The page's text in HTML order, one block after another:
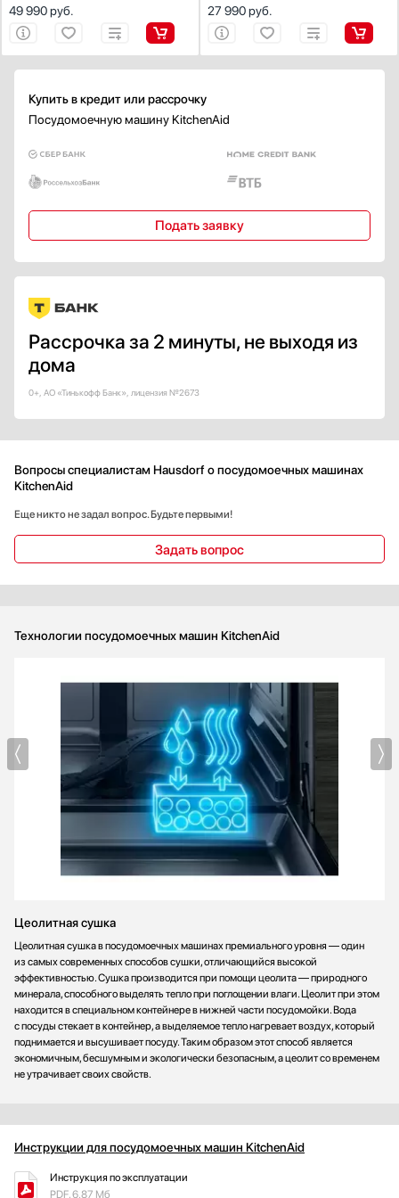
Защита от детей
Электронная
Безопасно для детей (KidSafe)
Система защиты стекла
Крепление фасада
Скользящее
Половинная загрузка
Есть
Класс энергопотребления
A
A+
A++
А+++
B
Показать все
Класс сушки
B
Автоматическое открывание двери в конце цикла
Белый
Под фасад
Синий
Черный
Германия
49 990руб. 27 990руб.
Купить в кредит или рассрочку
Посудомоечную машину KitchenAid
Подать заявку
Рассрочка за 2 минуты, не выходя из
дома
0+, АО «Тинькофф Банк», лицензия №2673
Вопросы специалистам Hausdorf о посудомоечных машинах
KitchenAid
Еще никто не задал вопрос. Будьте первыми!
Задать вопрос
Технологии посудомоечных машин KitchenAid
Цеолитная сушка
Цеолитная сушка в посудомоечных машинах премиального уровня — один
из самых современных способов сушки, отличающийся высокой
эффективностью. Сушка производится при помощи цеолита — природного
минерала, способного выделять тепло при поглощении влаги. Цеолит при этом
находится в специальном контейнере в нижней части посудомойки. Вода
с посуды стекает в контейнер, а выделяемое тепло нагревает воздух, который
поднимается и высушивает посуду. Таким образом этот способ является
экономичным, бесшумным и экологически безопасным, а цеолит со временем
не утрачивает своих свойств.
Инструкции для посудомоечных машин KitchenAid
Инструкция по эксплуатации
PDF, 6.87 Мб